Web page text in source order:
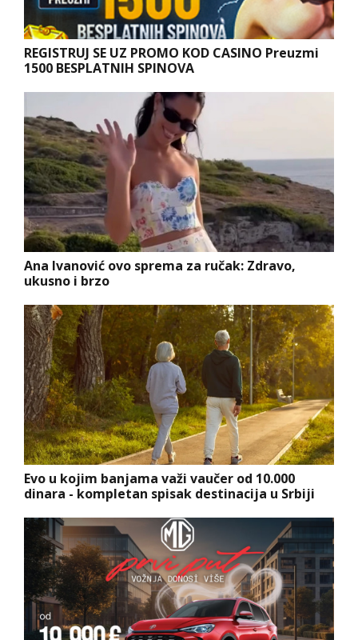
REGISTRUJ SE UZ PROMO KOD CASINO Preuzmi
1500 BESPLATNIH SPINOVA
Ana Ivanović ovo sprema za ručak: Zdravo,
ukusno i brzo
Evo u kojim banjama važi vaučer od 10.000
dinara - kompletan spisak destinacija u Srbiji